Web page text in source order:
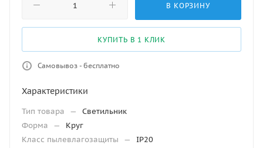
В КОРЗИНУ
КУПИТЬ В 1 КЛИК
Самовывоз - бесплатно
Характеристики
Тип товара —
Светильник
Форма
—
Круг
Класс пылевлагозащиты
—
IP20